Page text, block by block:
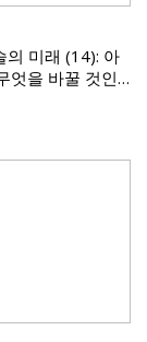
의 미래 (14): 아
엇을 바꿀 것인